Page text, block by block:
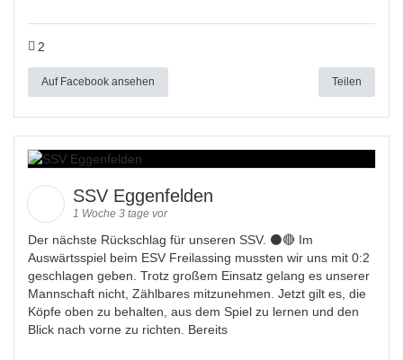
2
Auf Facebook ansehen Teilen
SSV Eggenfelden
1 Woche 3 tage vor
Der nächste Rückschlag für unseren SSV. ⚫🔴 Im
Auswärtsspiel beim ESV Freilassing mussten wir uns mit 0:2
geschlagen geben. Trotz großem Einsatz gelang es unserer
Mannschaft nicht, Zählbares mitzunehmen. Jetzt gilt es, die
Köpfe oben zu behalten, aus dem Spiel zu lernen und den
Blick nach vorne zu richten. Bereits